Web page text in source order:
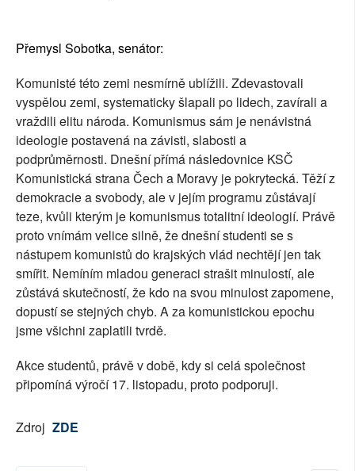
Přemysl Sobotka, senátor:
Komunisté této zemi nesmírně ublížili. Zdevastovali
vyspělou zemi, systematicky šlapali po lidech, zavírali a
vraždili elitu národa. Komunismus sám je nenávistná
ideologie postavená na závisti, slabosti a
podprůměrnosti. Dnešní přímá následovnice KSČ
Komunistická strana Čech a Moravy je pokrytecká. Těží z
demokracie a svobody, ale v jejím programu zůstávají
teze, kvůli kterým je komunismus totalitní ideologií. Právě
proto vnímám velice silně, že dnešní studenti se s
nástupem komunistů do krajských vlád nechtějí jen tak
smířit. Nemíním mladou generaci strašit minulostí, ale
zůstává skutečností, že kdo na svou minulost zapomene,
dopustí se stejných chyb. A za komunistickou epochu
jsme všichni zaplatili tvrdě.
Akce studentů, právě v době, kdy si celá společnost
připomíná výročí 17. listopadu, proto podporuji.
Zdroj ZDE